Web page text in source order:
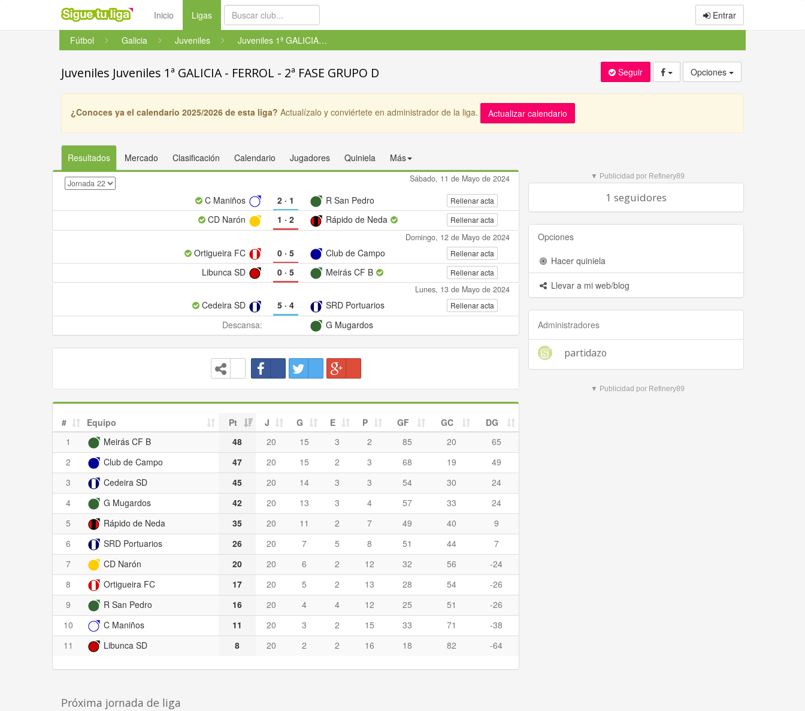
Inicio Ligas(current) Entrar
Fútbol Galicia Juveniles Juveniles 1ª GALICIA - FERROL...
Juveniles Juveniles 1ª GALICIA - FERROL - 2ª FASE GRUPO D Seguir Opciones
¿Conoces ya el calendario 2025/2026 de esta liga? Actualízalo y conviértete en administrador de la liga. Actualizar calendario
Resultados Mercado Clasificación Calendario Jugadores Quiniela Más
Sábado, 11 de Mayo de 2024
C Maniños 2· 1 R San Pedro Rellenar acta
CD Narón 1 · 2 Rápido de Neda Rellenar acta
Domingo, 12 de Mayo de 2024
Ortigueira FC 0· 5 Club de Campo Rellenar acta
Libunca SD 0· 5 Meirás CF B Rellenar acta
Lunes, 13 de Mayo de 2024
Cedeira SD 5· 4 SRD Portuarios Rellenar acta
Descansa: G Mugardos
# Equipo Pt J G E P GF GC
DG
1
Meirás CF B 48 20 15 3 2 85 20
65
2
Club de Campo 47 20 15 2 3 68 19
49
3
Cedeira SD 45 20 14 3 3 54 30
24
4
G Mugardos 42 20 13 3 4 57 33
24
5
Rápido de Neda 35 20 11 2 7 49 40
9
6
SRD Portuarios 26 20 7 5 8 51 44
7
7
CD Narón 20 20 6 2 12 32 56
-24
8
Ortigueira FC 17 20 5 2 13 28 54
-26
9
R San Pedro 16 20 4 4 12 25 51
-26
10
C Maniños 11 20 3 2 15 33 71
-38
11
Libunca SD 8 20 2 2 16 18 82 -64
Próxima jornada de liga
▼ Publicidad por Refinery89
1 seguidores
Opciones
Hacer quiniela
Llevar a mi web/blog
Administradores
partidazo
▼ Publicidad por Refinery89